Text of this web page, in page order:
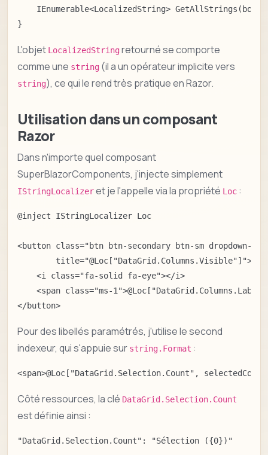
IEnumerable<LocalizedString> GetAllStrings(bool
}
L'objet LocalizedStringretourné se comporte
comme une string (il a un opérateur implicite vers
string), ce qui le rend très pratique en Razor.
Utilisation dans un composant
Razor
Dans n'importe quel composant
SuperBlazorComponents, j'injecte simplement
IStringLocalizeret je l'appelle via la propriété Loc :
@inject IStringLocalizer Loc
<button class="btn btn-secondary btn-sm dropdown-
        title="@Loc["DataGrid.Columns.Visible"]">
    <i class="fa-solid fa-eye"></i>
<span class="ms-
</button>
Pour des libellés paramétrés, j'utilise le second
indexeur, qui s'appuie sur string.Format :
<span>@Loc["DataGrid.Selection.Count",
Côté ressources, la clé DataGrid.Selection.Count
est définie ainsi :
"DataGrid.Selection.Count": "Sélection ({0})"